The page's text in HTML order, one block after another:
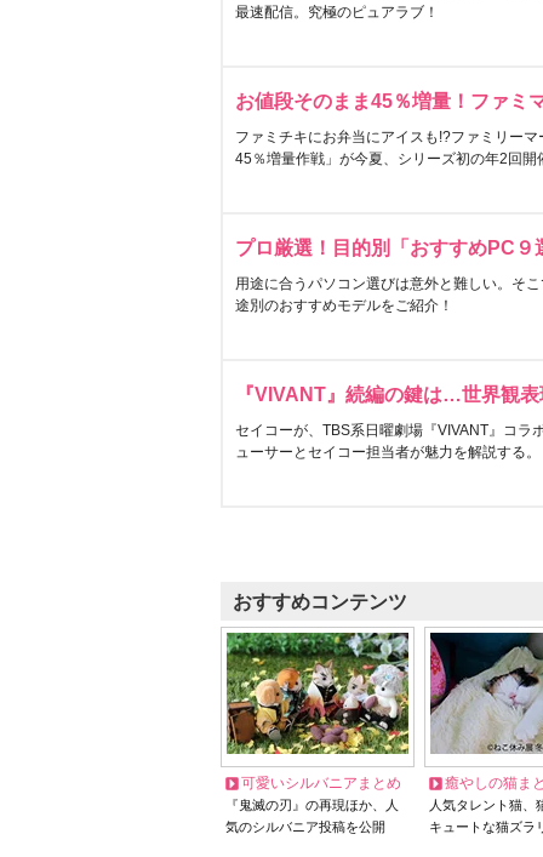
最速配信。究極のピュアラブ！
お値段そのまま45％増量！ファミ
ファミチキにお弁当にアイスも!?ファミリー
45％増量作戦」が今夏、シリーズ初の年2回開
プロ厳選！目的別「おすすめPC９
用途に合うパソコン選びは意外と難しい。そ
途別のおすすめモデルをご紹介！
『VIVANT』続編の鍵は…世界観
セイコーが、TBS系日曜劇場『VIVANT』コラ
ューサーとセイコー担当者が魅力を解説する。
おすすめコンテンツ
可愛いシルバニアまとめ
『鬼滅の刃』の再現ほか、人
気のシルバニア投稿を公開
癒やしの猫ま
人気タレント猫
キュートな猫ズラ